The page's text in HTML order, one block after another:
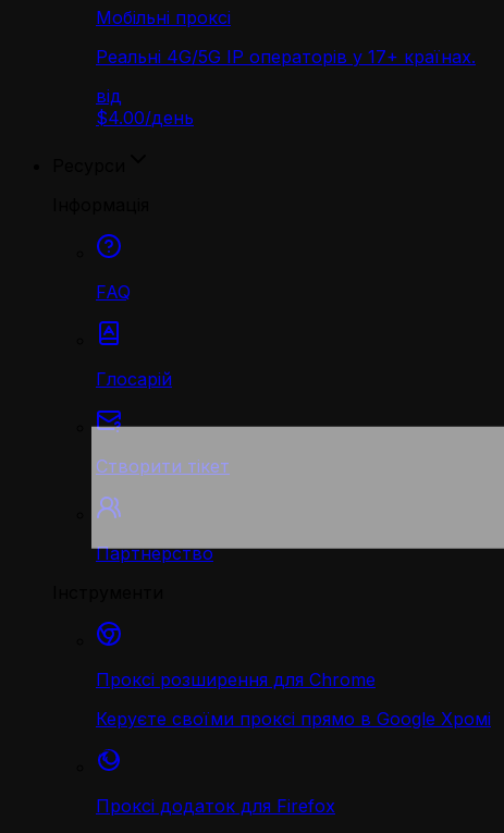
Мобільні проксі
Реальні 4G/5G IP операторів у 17+ країнах.
від
$4.00/день
FAQ
Глосарій
Створити тікет
Партнерство
Проксі розширення для Chrome
Керуєте своїми проксі прямо в Google Хромі
Проксі додаток для Firefox